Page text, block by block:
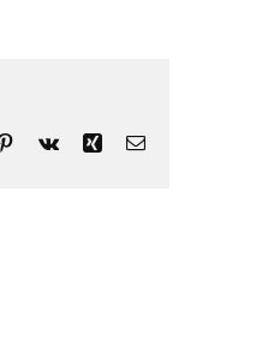
Pinterest
Vk Xing Email